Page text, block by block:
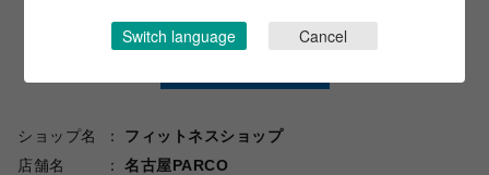
ショップ名
フィットネスショップ
店舗名
名古屋PARCO
Switch language Cancel